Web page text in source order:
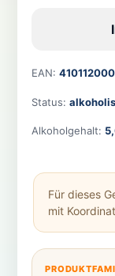
EAN:
Status:
Alkoholgehalt:
Für dieses
mit